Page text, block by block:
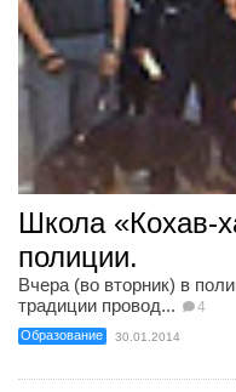
Школа «Кохав-
полиции.
Вчера (во вторник) в
традиции провод...
4
Образование 30.01.2014